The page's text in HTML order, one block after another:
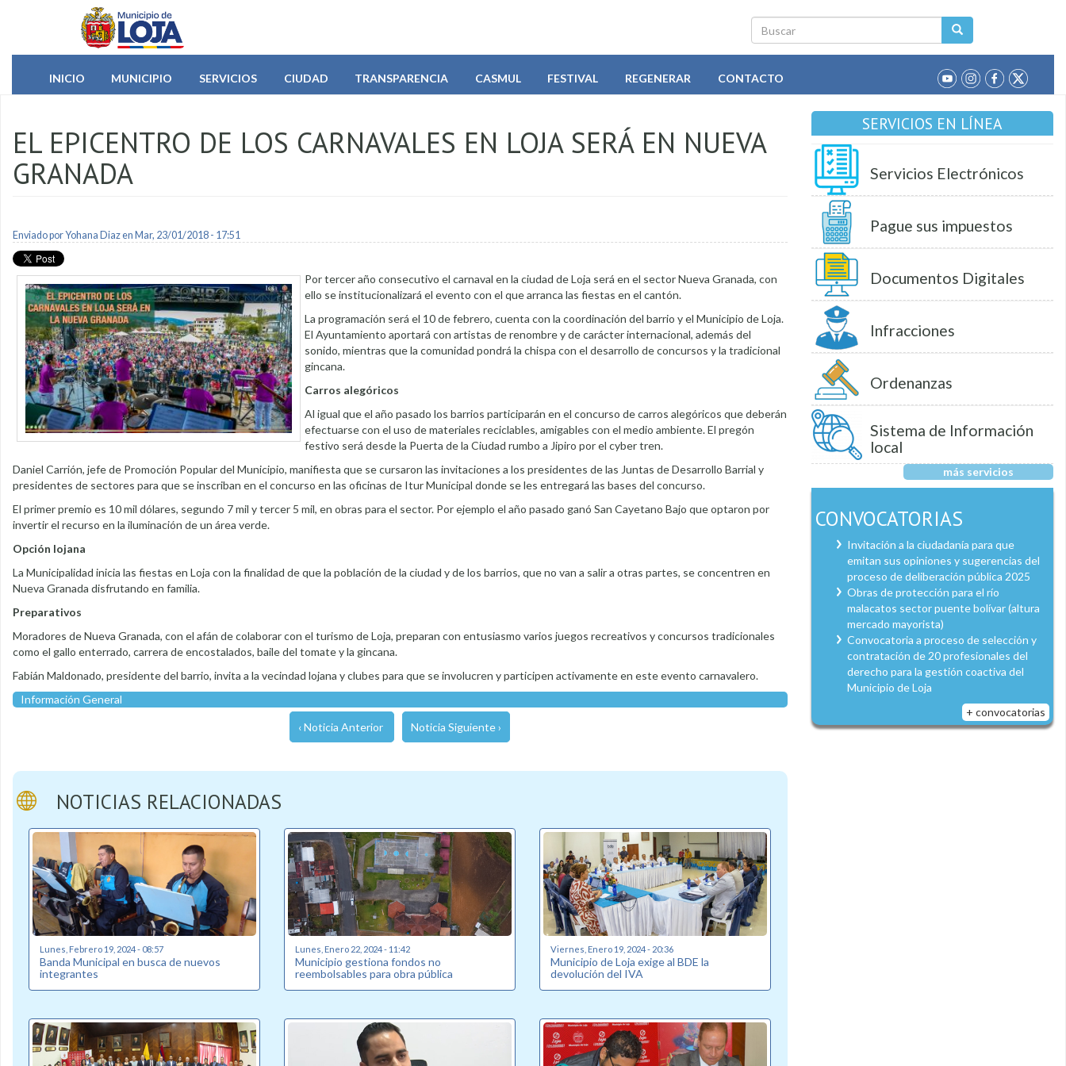
Pasar al contenido principal
Buscar
INICIO
MUNICIPIO SERVICIOS CIUDAD TRANSPARENCIA CASMUL FESTIVAL REGENERAR CONTACTO
EL EPICENTRO DE LOS CARNAVALES EN LOJA SERÁ EN NUEVA
GRANADA
Enviado porYohana Diazen Mar, 23/01/2018 - 17:51
Por tercer año consecutivo el carnaval en la ciudad de Loja será en el sector Nueva Granada, con
ello se institucionalizará el evento con el que arranca las fiestas en el cantón.
La programación será el 10 de febrero, cuenta con la coordinación del barrio y el Municipio de Loja.
El Ayuntamiento aportará con artistas de renombre y de carácter internacional, además del
sonido, mientras que la comunidad pondrá la chispa con el desarrollo de concursos y la tradicional
gincana.
Carros alegóricos
Al igual que el año pasado los barrios participarán en el concurso de carros alegóricos que deberán
efectuarse con el uso de materiales reciclables, amigables con el medio ambiente. El pregón
festivo será desde la Puerta de la Ciudad rumbo a Jipiro por el cyber tren.
Daniel Carrión, jefe de Promoción Popular del Municipio, manifiesta que se cursaron las invitaciones a los presidentes de las Juntas de Desarrollo Barrial y
presidentes de sectores para que se inscriban en el concurso en las oficinas de Itur Municipal donde se les entregará las bases del concurso.
El primer premio es 10 mil dólares, segundo 7 mil y tercer 5 mil, en obras para el sector. Por ejemplo el año pasado ganó San Cayetano Bajo que optaron por
invertir el recurso en la iluminación de un área verde.
Opción lojana
La Municipalidad inicia las fiestas en Loja con la finalidad de que la población de la ciudad y de los barrios, que no van a salir a otras partes, se concentren en
Nueva Granada disfrutando en familia.
Preparativos
Moradores de Nueva Granada, con el afán de colaborar con el turismo de Loja, preparan con entusiasmo varios juegos recreativos y concursos tradicionales
como el gallo enterrado, carrera de encostalados, baile del tomate y la gincana.
Fabián Maldonado, presidente del barrio, invita a la vecindad lojana y clubes para que se involucren y participen activamente en este evento carnavalero.
Información General
‹ Noticia Anterior Noticia Siguiente ›
NOTICIAS RELACIONADAS
Lunes, Febrero 19, 2024 - 08:57
Banda Municipal en busca de nuevos
integrantes
Lunes, Enero 22, 2024 - 11:42
Municipio gestiona fondos no
reembolsables para obra pública
Viernes, Enero 19, 2024 - 20:36
Municipio de Loja exige al BDE la
devolución del IVA
SERVICIOS EN LÍNEA
Servicios Electrónicos
Pague sus impuestos
Documentos Digitales
Infracciones
Ordenanzas
Sistema de Información
local
más servicios
CONVOCATORIAS
Invitación a la ciudadanía para que
emitan sus opiniones y sugerencias del
proceso de deliberación pública 2025
Obras de protección para el río
malacatos sector puente bolívar (altura
mercado mayorista)
Convocatoria a proceso de selección y
contratación de 20 profesionales del
derecho para la gestión coactiva del
Municipio de Loja
+ convocatorias